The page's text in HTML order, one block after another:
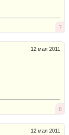
7
12 мая 2011
8
12 мая 2011